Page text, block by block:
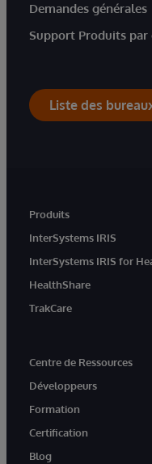
Demandes générales
Support Produits par
Liste des
Produits
InterSystems IRIS
InterSystems IRIS for
HealthShare
TrakCare
Centre de Ressources
Développeurs
Formation
Certification
Blog